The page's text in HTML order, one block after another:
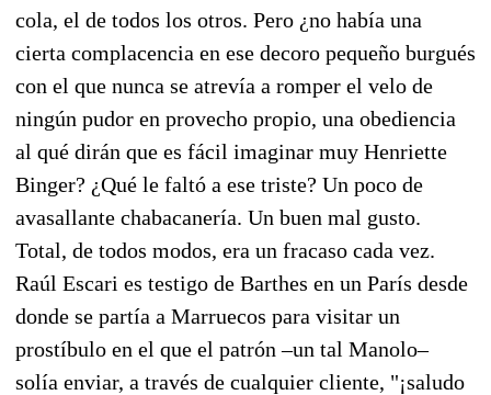
cola, el de todos los otros. Pero ¿no había una
cierta complacencia en ese decoro pequeño burgués
con el que nunca se atrevía a romper el velo de
ningún pudor en provecho propio, una obediencia
al qué dirán que es fácil imaginar muy Henriette
Binger? ¿Qué le faltó a ese triste? Un poco de
avasallante chabacanería. Un buen mal gusto.
Total, de todos modos, era un fracaso cada vez.
Raúl Escari es testigo de Barthes en un París desde
donde se partía a Marruecos para visitar un
prostíbulo en el que el patrón –un tal Manolo–
solía enviar, a través de cualquier cliente, "¡saludo